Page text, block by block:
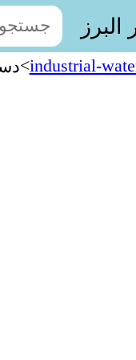
industrial-
>